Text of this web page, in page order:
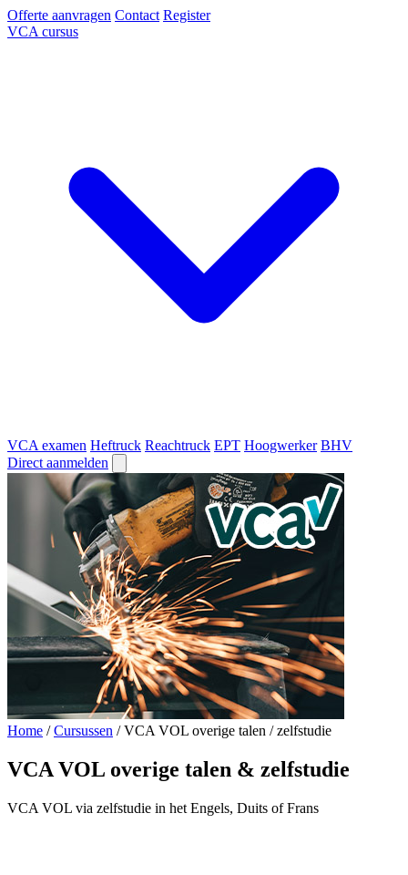
Offerte aanvragen Contact Register
VCA cursus
VCA examen Heftruck Reachtruck EPT Hoogwerker BHV
Direct aanmelden
Home / Cursussen / VCA VOL overige talen / zelfstudie
VCA VOL overige talen & zelfstudie
VCA VOL via zelfstudie in het Engels, Duits of Frans